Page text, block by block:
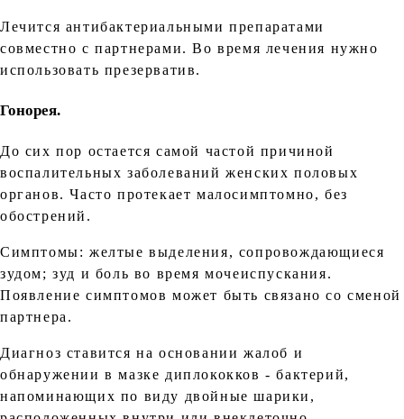
Лечится антибактериальными препаратами
совместно с партнерами. Во время лечения нужно
использовать презерватив.
Гонорея.
До сих пор остается самой частой причиной
воспалительных заболеваний женских половых
органов. Часто протекает малосимптомно, без
обострений.
Симптомы: желтые выделения, сопровождающиеся
зудом; зуд и боль во время мочеиспускания.
Появление симптомов может быть связано со сменой
партнера.
Диагноз ставится на основании жалоб и
обнаружении в мазке диплококков - бактерий,
напоминающих по виду двойные шарики,